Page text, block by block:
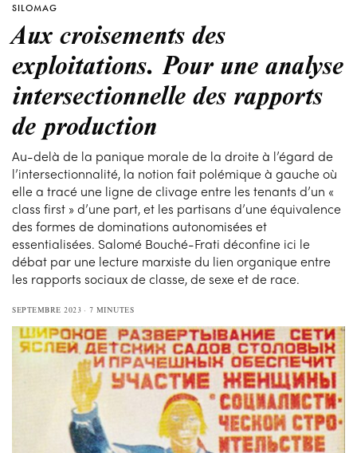
SILOMAG
Aux croisements des
exploitations. Pour une analyse
intersectionnelle des rapports
de production
Au-delà de la panique morale de la droite à l’égard de
l’intersectionnalité, la notion fait polémique à gauche où
elle a tracé une ligne de clivage entre les tenants d’un «
class first » d’une part, et les partisans d’une équivalence
des formes de dominations autonomisées et
essentialisées. Salomé Bouché-Frati déconfine ici le
débat par une lecture marxiste du lien organique entre
les rapports sociaux de classe, de sexe et de race.
SEPTEMBRE 2023 7 MINUTES